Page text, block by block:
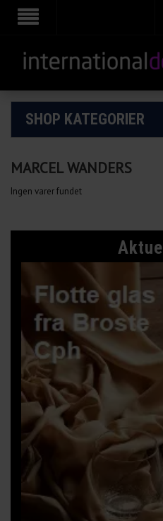
SHOP KATEGORIER
Aktuel
MARCEL WANDERS
Ingen varer fundet